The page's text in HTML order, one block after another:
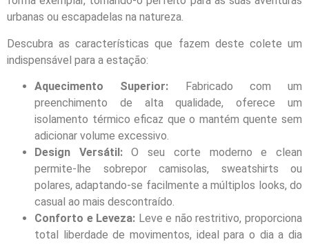
urbanas ou escapadelas na natureza.
Descubra as características que fazem deste colete um
indispensável para a estação:
Aquecimento Superior: Fabricado com um
preenchimento de alta qualidade, oferece um
isolamento térmico eficaz que o mantém quente sem
adicionar volume excessivo.
Design Versátil:O seu corte moderno e clean
permite-lhe sobrepor camisolas, sweatshirts ou
polares, adaptando-se facilmente a múltiplos looks, do
casual ao mais descontraído.
Conforto e Leveza: Leve e não restritivo, proporciona
total liberdade de movimentos, ideal para o dia a dia